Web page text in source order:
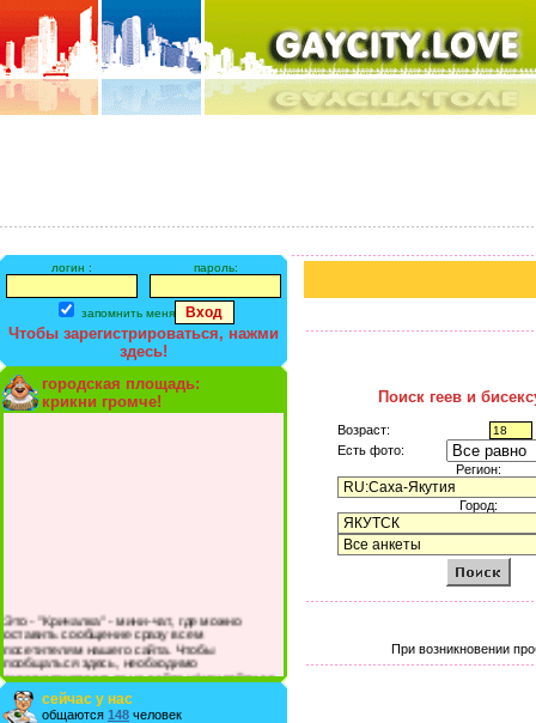
логин : пароль:
запомнить меня
Чтобы зарегистрироваться, нажми
здесь!
городская площадь:
крикни громче!
Это - "Кричалка" - мини-чат, где можно
оставить сообщение сразу всем
посетителям нашего сайта. Чтобы
пообщаться здесь, необходимо
зарегистрироваться на сайте и/или войти со
своими логином и паролем.
сейчас у нас
общаются 148 человек
Поиск геев и
Возраст:
Есть фото:
Регион:
Город:
При возникновении